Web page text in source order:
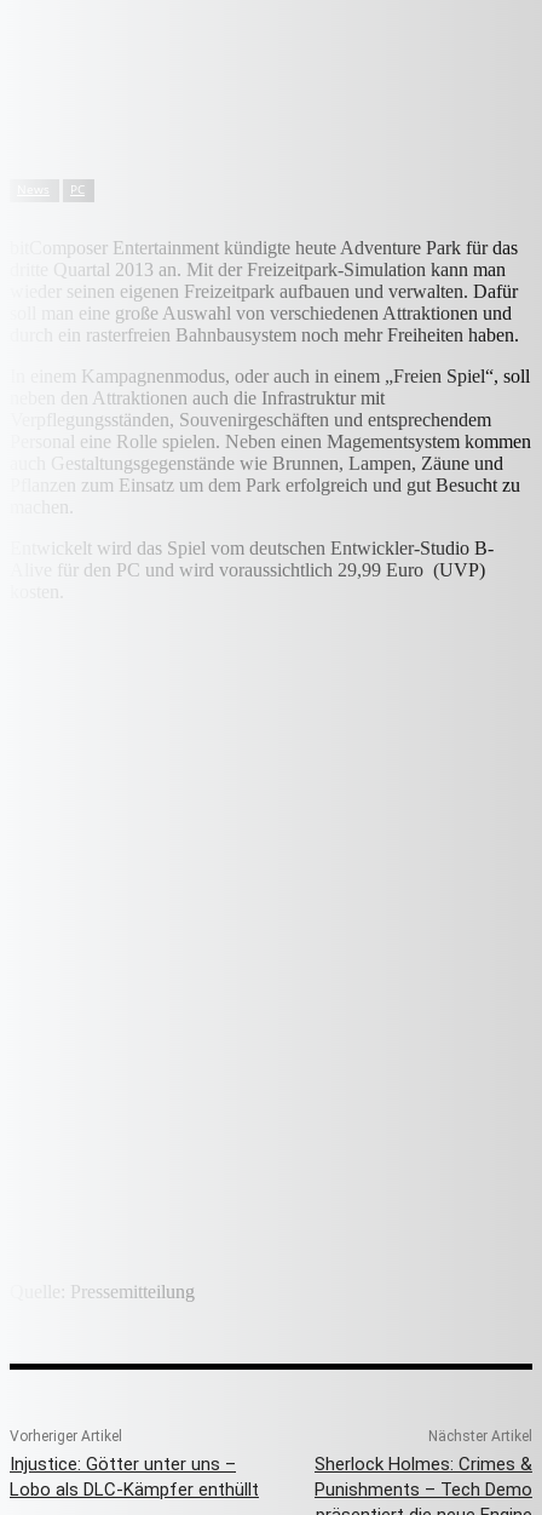
PC
bitComposer Entertainment kündigte heute Adventure Park für das
dritte Quartal 2013 an. Mit der Freizeitpark-Simulation kann man
wieder seinen eigenen Freizeitpark aufbauen und verwalten. Dafür
soll man eine große Auswahl von verschiedenen Attraktionen und
durch ein rasterfreien Bahnbausystem noch mehr Freiheiten haben.
In einem Kampagnenmodus, oder auch in einem „Freien Spiel“, soll
neben den Attraktionen auch die Infrastruktur mit
Verpflegungsständen, Souvenirgeschäften und entsprechendem
Personal eine Rolle spielen. Neben einen Magementsystem kommen
auch Gestaltungsgegenstände wie Brunnen, Lampen, Zäune und
Pflanzen zum Einsatz um dem Park erfolgreich und gut Besucht zu
machen.
Entwickelt wird das Spiel vom deutschen Entwickler-Studio B-
Alive für den PC und wird voraussichtlich 29,99 Euro (UVP)
Quelle: Pressemitteilung
Vorheriger Artikel
Injustice: Götter unter uns –
Lobo als DLC-Kämpfer enthüllt
Nächster Artikel
Sherlock Holmes: Crimes &
Punishments – Tech Demo